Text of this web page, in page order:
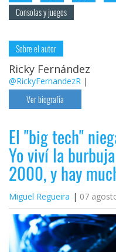
Consolas y juegos
Sobre el autor
Ricky Fernández
@RickyFernandezR |
Ver biografía
El "big tech"
Yo viví la
2000, y hay
Miguel Regueira 07